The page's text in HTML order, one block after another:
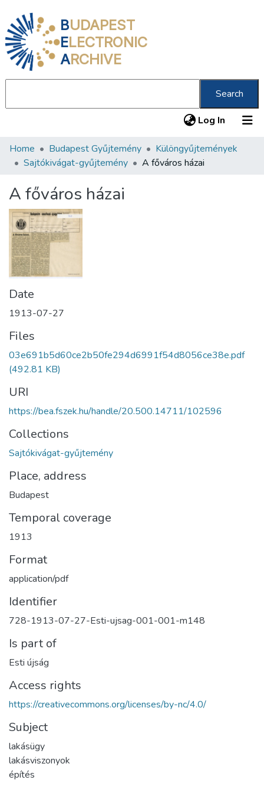
BUDAPEST
ELECTRONIC
ARCHIVE
Search
Log In (current)
Communities & Collections
Statistics
About us
Home Budapest Gyűjtemény
Különgyűjtemények
Sajtókivágat-gyűjtemény
A főváros házai
A főváros házai
Date
1913-07-27
Files
03e691b5d60ce2b50fe294d6991f54d8056ce38e.pdf
(492.81 KB)
URI
https://bea.fszek.hu/handle/20.500.14711/102596
Collections
Sajtókivágat-gyűjtemény
Place, address
Budapest
Temporal coverage
1913
Format
application/pdf
Identifier
728-1913-07-27-Esti-ujsag-001-001-m148
Is part of
Esti újság
Access rights
https://creativecommons.org/licenses/by-nc/4.0/
Subject
lakásügy
lakásviszonyok
építés